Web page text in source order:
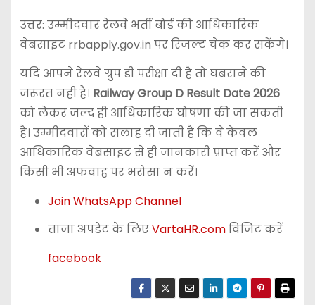
उत्तर: उम्मीदवार रेलवे भर्ती बोर्ड की आधिकारिक
वेबसाइट rrbapply.gov.in पर रिजल्ट चेक कर सकेंगे।
यदि आपने रेलवे ग्रुप डी परीक्षा दी है तो घबराने की
जरूरत नहीं है। Railway Group D Result Date 2026
को लेकर जल्द ही आधिकारिक घोषणा की जा सकती
है। उम्मीदवारों को सलाह दी जाती है कि वे केवल
आधिकारिक वेबसाइट से ही जानकारी प्राप्त करें और
किसी भी अफवाह पर भरोसा न करें।
Join WhatsApp Channel
ताजा अपडेट के लिएVartaHR.comविजिट करें
facebook